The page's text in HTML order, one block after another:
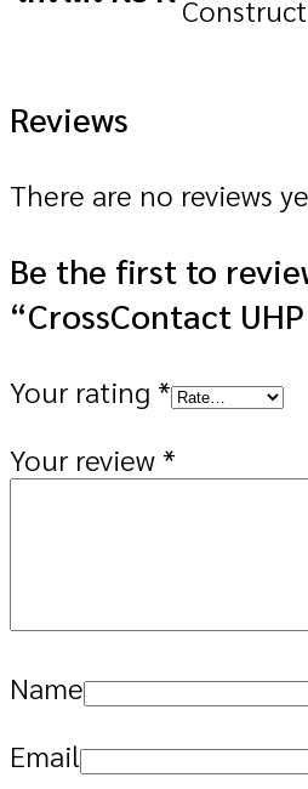
Reviews
There are no reviews
Be the first to
“CrossContact
Your rating *
Your review *
Name
Email